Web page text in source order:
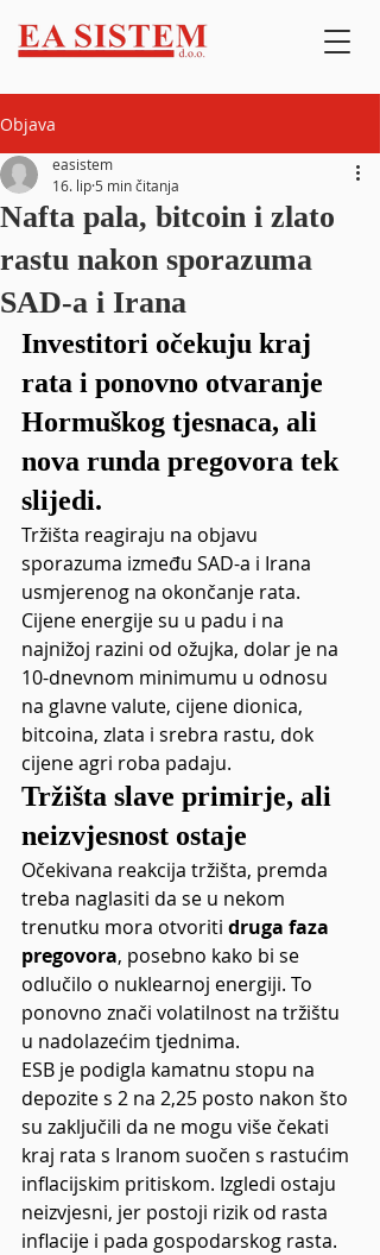
Objava
Nafta pala, bitcoin i zlato
rastu nakon sporazuma
SAD-a i Irana
easistem
16. lip 5 min čitanja
Investitori očekuju kraj
rata i ponovno otvaranje
Hormuškog tjesnaca, ali
nova runda pregovora tek
slijedi.
Tržišta reagiraju na objavu
sporazuma između SAD-a i Irana
usmjerenog na okončanje rata.
Cijene energije su u padu i na
najnižoj razini od ožujka, dolar je na
10-dnevnom minimumu u odnosu
na glavne valute, cijene dionica,
bitcoina, zlata i srebra rastu, dok
cijene agri roba padaju.
Tržišta slave primirje, ali
neizvjesnost ostaje
Očekivana reakcija tržišta, premda
treba naglasiti da se u nekom
trenutku mora otvoriti druga faza
pregovora, posebno kako bi se
odlučilo o nuklearnoj energiji. To
ponovno znači volatilnost na tržištu
u nadolazećim tjednima.
ESB je podigla kamatnu stopu na
depozite s 2 na 2,25 posto nakon što
su zaključili da ne mogu više čekati
kraj rata s Iranom suočen s rastućim
inflacijskim pritiskom. Izgledi ostaju
neizvjesni, jer postoji rizik od rasta
inflacije i pada gospodarskog rasta.